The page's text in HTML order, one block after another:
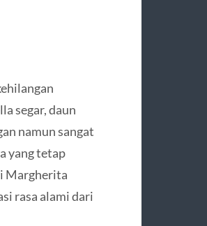
segar, daun
namun sangat
yang tetap
Margherita
rasa alami dari